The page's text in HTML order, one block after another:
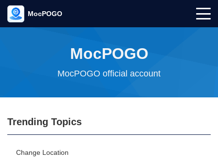
MocPOGO
MocPOGO
MocPOGO official account
Trending Topics
Change Location